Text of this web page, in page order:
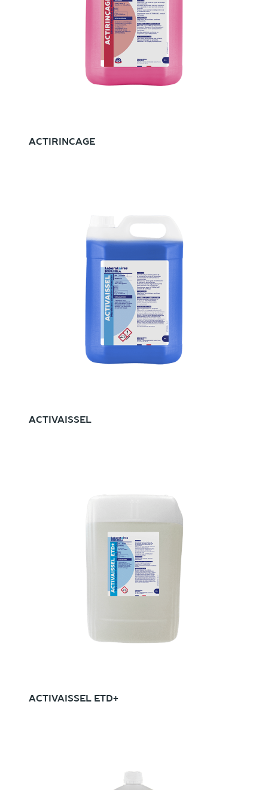
ACTIRINCAGE
ACTIVAISSEL
ACTIVAISSEL ETD+